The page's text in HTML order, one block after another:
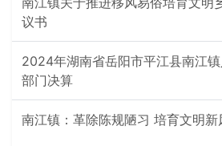
议书
2024年湖南省岳阳市平江县南江
部门决算
南江镇：革除陈规陋习 培育文明新